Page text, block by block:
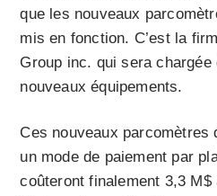
que les nouveaux
mis en fonction. C’est la
Group inc. qui sera chargée
nouveaux équipements.
Ces nouveaux parcomètres
un mode de paiement par
coûteront finalement 3,3